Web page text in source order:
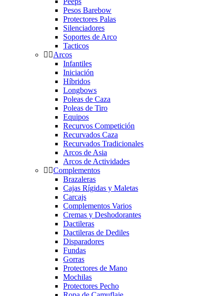
Pesos Barebow
Protectores Palas
Silenciadores
Soportes de Arco
Tacticos
Arcos
Infantiles
Iniciación
Híbridos
Longbows
Poleas de Caza
Poleas de Tiro
Equipos
Recurvos Competición
Recurvados Caza
Recurvados Tradicionales
Arcos de Asia
Arcos de Actividades
Complementos
Brazaleras
Cajas Rígidas y Maletas
Carcajs
Complementos Varios
Cremas y Deshodorantes
Dactileras
Dactileras de Dediles
Disparadores
Fundas
Gorras
Protectores de Mano
Mochilas
Protectores Pecho